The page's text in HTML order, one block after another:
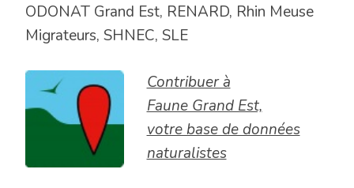
ODONAT Grand Est, RENARD, Rhin Meuse
Migrateurs, SHNEC, SLE
Contribuer à
Faune Grand Est,
votre base de données
naturalistes